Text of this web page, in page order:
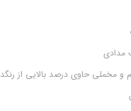
مدادی
مخملی حاوی درصد بالایی از